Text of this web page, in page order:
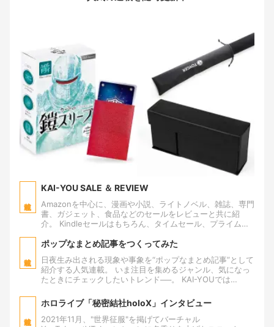
KAI-YOU SALE ＆ REVIEW
Amazonを中心に、漫画や小説、ライトノベル、雑誌、専門
書、ガジェット、食品などのセールをレビューと共に紹
介。 Kindleセールはもちろん、タイムセール、プライムデ
カワ祭りなど、出版社ごとのセール、他の漫画配信サイト
併せてお届けします。
ポップなまとめ記事をつくってみた
日夜生み出される現象や事象を“ポップなまとめ記事”として
紹介する人気連載。 いま注目を集めるジャンル、気になっ
たときにチェックしたいトレンド──。 KAI-YOUでは
ます。
ホロライブ「秘密結社holoX」インタビュー
2021年11月、"世界征服"を掲げてバーチャル